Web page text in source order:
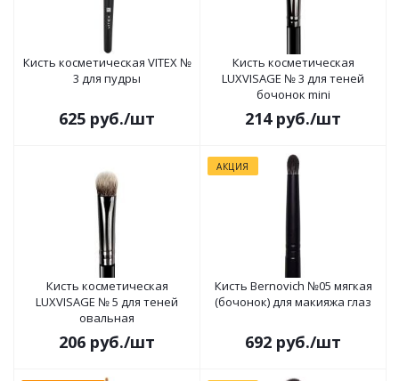
Кисть косметическая VITEX №
3 для пудры
625 руб./шт
Кисть косметическая
LUXVISAGE № 3 для теней
бочонок mini
214руб./шт
Кисть косметическая
LUXVISAGE № 5 для теней
овальная
206 руб./шт
АКЦИЯ
Кисть Bernovich №05 мягкая
(бочонок) для макияжа глаз
692 руб./шт